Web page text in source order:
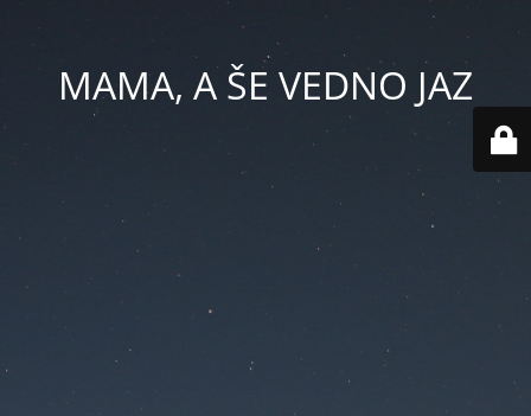
MAMA, A ŠE VEDNO JAZ